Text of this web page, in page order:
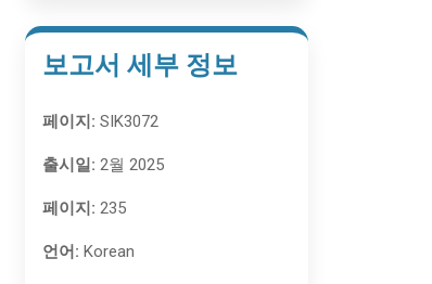
보고서 세부 정보
페이지: SIK3072
출시일: 2월 2025
페이지: 235
언어: Korean